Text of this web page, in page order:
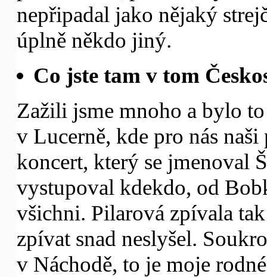
nepřipadal jako nějaký
úplně někdo jiný.
Co jste tam v tom
Zažili jsme mnoho a bylo
v Lucerně, kde pro nás
koncert, který se jmenoval
vystupoval kdekdo, od
všichni. Pilarová zpívala
zpívat snad neslyšel.
v Náchodě, to je moje